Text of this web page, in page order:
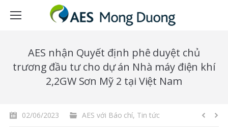
AES nhận Quyết định phê duyệt chủ
trương đầu tư cho dự án Nhà máy điện khí
2,2GW Sơn Mỹ 2 tại Việt Nam
02/06/2023 AES với Báo chí, Tin tức